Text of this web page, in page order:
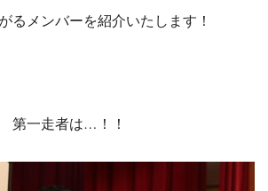
るメンバーを紹介いたします！
第一走者は…！！